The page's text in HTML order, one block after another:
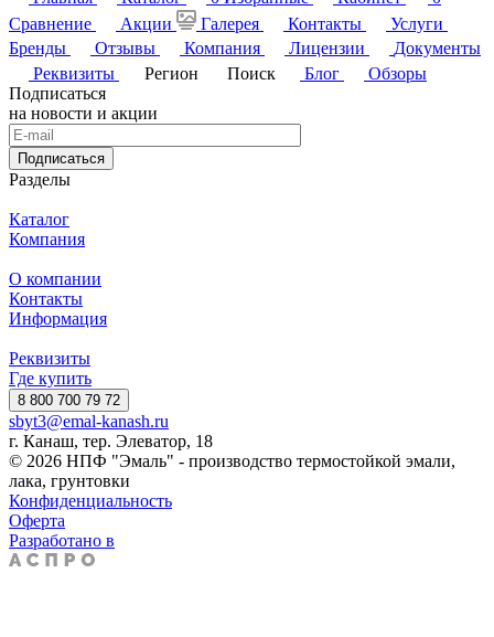
Сравнение
Акции Галерея Контакты
Услуги
Бренды
Отзывы Компания Лицензии
Документы
Реквизиты
Регион Поиск Блог
Обзоры
Подписаться
на новости и акции
Подписаться
Разделы
Каталог
Компания
О компании
Контакты
Информация
Реквизиты
Где купить
8 800 700 79 72
sbyt3@emal-kanash.ru
г. Канаш, тер. Элеватор, 18
© 2026 НПФ "Эмаль" - производство термостойкой эмали,
лака, грунтовки
Конфиденциальность
Оферта
Разработано в